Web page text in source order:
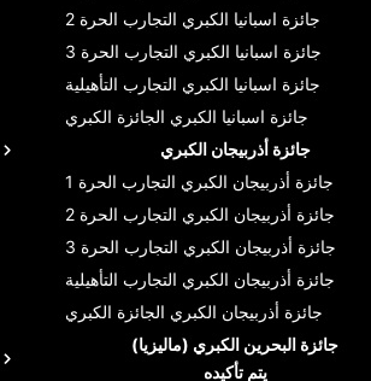
جائزة اسبانيا الكبري التجارب الحرة 2
جائزة اسبانيا الكبري التجارب الحرة 3
جائزة اسبانيا الكبري التجارب التأهيلية
جائزة اسبانيا الكبري الجائزة الكبري
جائزة أذربيجان الكبري
جائزة أذربيجان الكبري التجارب الحرة 1
جائزة أذربيجان الكبري التجارب الحرة 2
جائزة أذربيجان الكبري التجارب الحرة 3
جائزة أذربيجان الكبري التجارب التأهيلية
جائزة أذربيجان الكبري الجائزة الكبري
جائزة البحرين الكبري (ماليزيا)
يتم تأكيده